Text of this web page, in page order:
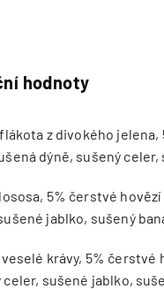
hodnoty
z divokého
dýně, sušený
5% čerstvé
jablko, sušený
krávy, 5% čerstvé
sušené jablko,